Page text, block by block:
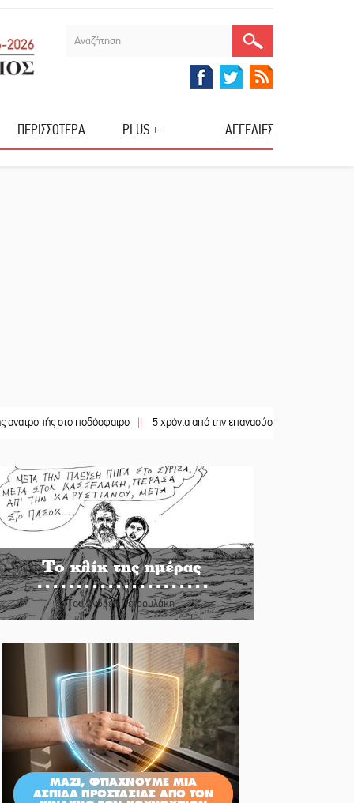
ΠΕΡΙΣΣΟΤΕΡΑ PLUS + ΑΓΓΕΛΙΕΣ
στο ποδόσφαιρο || 5 χρόνια από την επανασύσταση της ΙΜ Παναγίας
Το κλίκ της ημέρας
Του Ανδρέα Πετρουλάκη